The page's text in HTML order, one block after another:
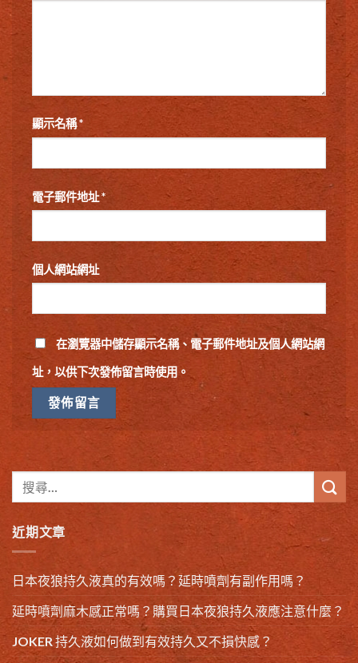
顯示名稱*
電子郵件地址*
個人網站網址
在瀏覽器中儲存顯示名稱、電子郵件地址及個人網站網
址，以供下次發佈留言時使用。
近期文章
日本夜狼持久液真的有效嗎？延時噴劑有副作用嗎？
延時噴劑麻木感正常嗎？購買日本夜狼持久液應注意什麼？
JOKER 持久液如何做到有效持久又不損快感？